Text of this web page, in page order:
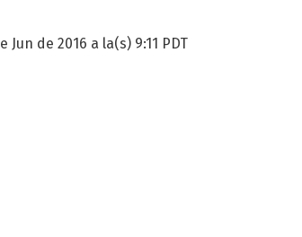
de 2016 a la(s) 9:11 PDT